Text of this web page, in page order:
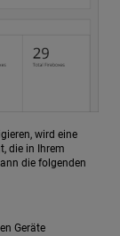
wird eine
die in Ihrem
die folgenden
Geräte